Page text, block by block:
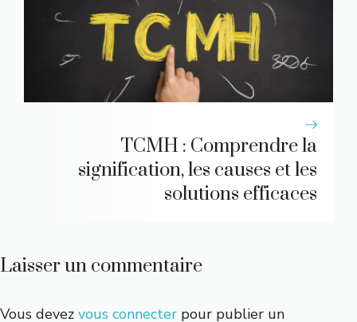
TCMH : Comprendre la
signification, les causes et les
solutions efficaces
Laisser un commentaire
Vous devez vous connecter pour publier un